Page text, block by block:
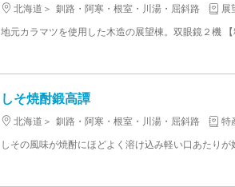
北海道 釧路・阿寒・根室・川湯・屈斜路
展
地元カラマツを使用した木造の展望棟。双眼鏡２機
しそ焼酎鍛高譚
北海道 釧路・阿寒・根室・川湯・屈斜路
特
しその風味が焼酎にほどよく溶け込み軽い口あたりが